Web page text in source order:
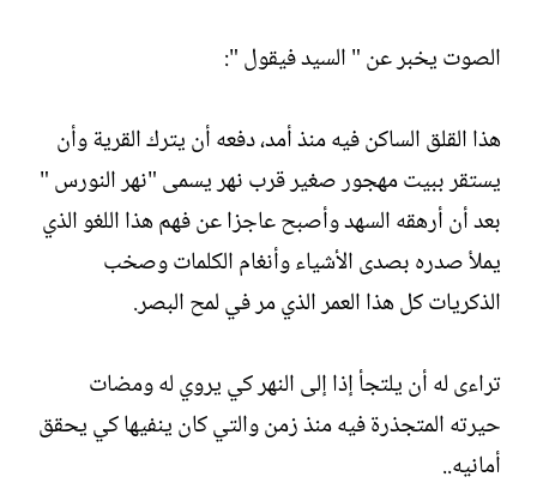
الصوت يخبر عن " السيد فيقول ":
هذا القلق الساكن فيه منذ أمد، دفعه أن يترك القرية وأن
يستقر ببيت مهجور صغير قرب نهر يسمى "نهر النورس "
بعد أن أرهقه السهد وأصبح عاجزا عن فهم هذا اللغو الذي
يملأ صدره بصدى الأشياء وأنغام الكلمات وصخب
الذكريات كل هذا العمر الذي مر في لمح البصر.
تراءى له أن يلتجأ إذا إلى النهر كي يروي له ومضات
حيرته المتجذرة فيه منذ زمن والتي كان ينفيها كي يحقق
أمانيه..